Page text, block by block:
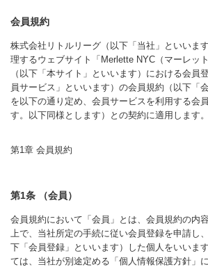
会員規約
株式会社リトルリーグ（以下「当社」といいま
理するウェブサイト「Merlette NYC（マーレッ
（以下「本サイト」といいます）における会員
員サービス」といいます）の会員規約（以下「
を以下の通り定め、会員サービスを利用する会
す。以下同様とします）との契約に適用します。
第1章 会員規約
第1条 （会員）
会員規約において「会員」とは、会員規約の内
上で、当社所定の手続に従い会員登録を申請し
下「会員登録」といいます）した個人をいいま
ては、当社が別途定める「個人情報保護方針」